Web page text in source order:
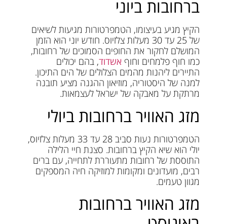
ברחובות ביוני
הקיץ מגיע בעיצומו, הטמפרטורות מגיעות לשיאים
של 25 עד 30 מעלות צלזיוס. חודש יוני הוא הזמן
המושלם לחקור את החופים הסמוכים של רחובות,
כמו חוף פלמחים וחוף אשדוד, בהם יכולים
התיירים ליהנות מהמים הצלולים של הים התיכון.
למנה של היסטוריה, מוזיאון ההגנה מציע תובנה
מרתקת על מאבקה של ישראל לעצמאות.
מזג האוויר ברחובות ביולי
הטמפרטורות נעות סביב 28 עד 33 מעלות צלזיוס,
יולי הוא שיא הקיץ ברחובות. סצנת חיי הלילה
התוססת של רחובות מתעוררת לתחייה, עם ברים
רבים, מועדונים ומקומות למוזיקה חיה המספקים
מגוון טעמים.
מזג האוויר ברחובות